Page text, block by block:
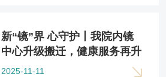
新“镜”界 心守护丨我院内镜
中心升级搬迁，健康服务再升
级！
2025-11-11